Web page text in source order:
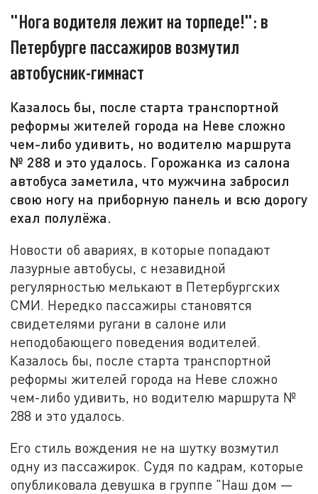
"Нога водителя лежит на торпеде!": в
Петербурге пассажиров возмутил
автобусник-гимнаст
Казалось бы, после старта транспортной
реформы жителей города на Неве сложно
чем-либо удивить, но водителю маршрута
№ 288 и это удалось. Горожанка из салона
автобуса заметила, что мужчина забросил
свою ногу на приборную панель и всю дорогу
ехал полулёжа.
Новости об авариях, в которые попадают
лазурные автобусы, с незавидной
регулярностью мелькают в Петербургских
СМИ. Нередко пассажиры становятся
свидетелями ругани в салоне или
неподобающего поведения водителей.
Казалось бы, после старта транспортной
реформы жителей города на Неве сложно
чем-либо удивить, но водителю маршрута №
288 и это удалось.
Его стиль вождения не на шутку возмутил
одну из пассажирок. Судя по кадрам, которые
опубликовала девушка в группе "Наш дом —